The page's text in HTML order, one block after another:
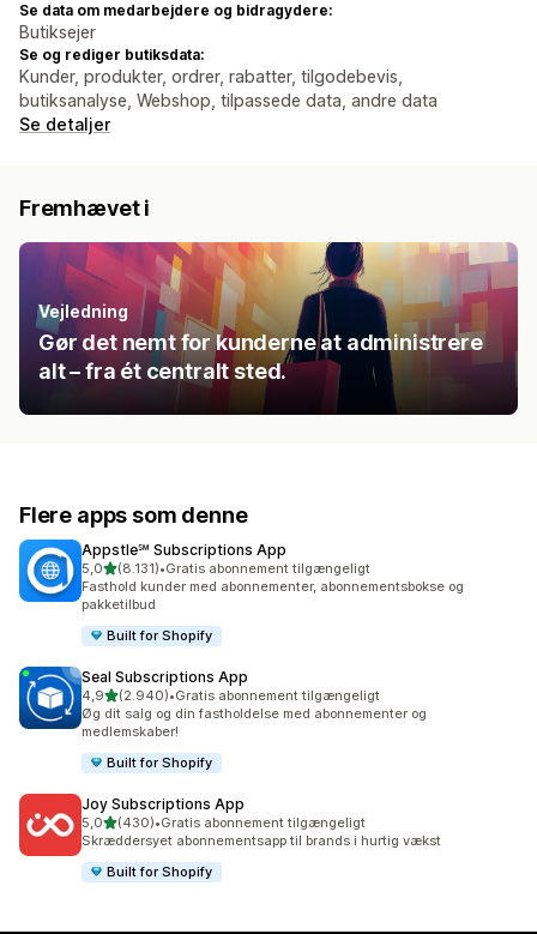
Se data om medarbejdere og bidragydere:
Butiksejer
Se og rediger butiksdata:
Kunder, produkter, ordrer, rabatter, tilgodebevis,
butiksanalyse, Webshop, tilpassede data, andre data
Se detaljer
Fremhævet i
Vejledning
Gør det nemt for kunderne at administrere
alt – fra ét centralt sted.
Flere apps som denne
Appstle℠ Subscriptions App
5,0ud af 5 stjerner
(8.131)
8131 anmeldelser i alt
•Gratis abonnement tilgængeligt
Fasthold kunder med abonnementer, abonnementsbokse og
pakketilbud
Built for Shopify
Seal Subscriptions App
4,9ud af 5 stjerner
(2.940)
2940 anmeldelser i alt
•Gratis abonnement tilgængeligt
Øg dit salg og din fastholdelse med abonnementer og
medlemskaber!
Built for Shopify
Joy Subscriptions App
5,0ud af 5 stjerner
(430)
430 anmeldelser i alt
•Gratis abonnement tilgængeligt
Skræddersyet abonnementsapp til brands i hurtig vækst
Built for Shopify